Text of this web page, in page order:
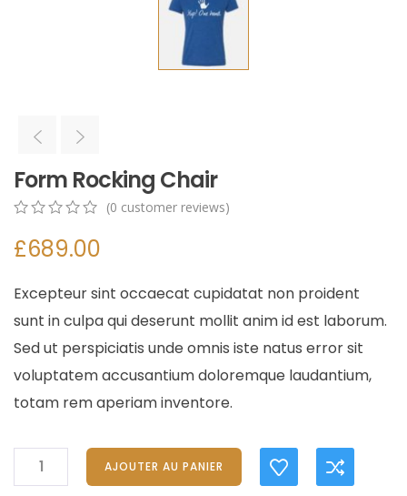
Form Rocking Chair
out
of
on
ratings
(0 customer reviews)
£689.00
Excepteur sint occaecat cupidatat non proident
sunt in culpa qui deserunt mollit anim id est laborum.
Sed ut perspiciatis unde omnis iste natus error sit
voluptatem accusantium doloremque laudantium,
totam rem aperiam inventore.
AJOUTER AU PANIER